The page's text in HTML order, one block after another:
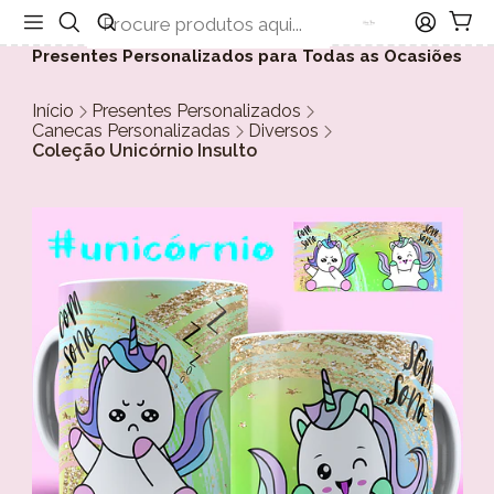
Presentes Personalizados para Todas as Ocasiões
Início
Presentes Personalizados
Canecas Personalizadas
Diversos
Coleção Unicórnio Insulto